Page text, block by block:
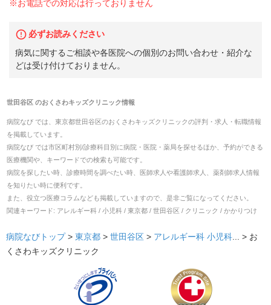
※お電話での対応は行っておりません
必ずお読みください
病気に関するご相談や各医院への個別のお問い合わせ・紹介な
どは受け付けておりません。
世田谷区のおくさわキッズクリニック情報
病院なび では、 東京都世田谷区のおくさわキッズクリニックの評判・求人・転職情報
を掲載しています。
病院なび では市区町村別/診療科目別に病院・医院・薬局を探せるほか、予約ができる
医療機関や、キーワードでの検索も可能です。
病院を探したい時、診療時間を調べたい時、医師求人や看護師求人、薬剤師求人情報
を知りたい時に便利です。
また、役立つ医療コラムなども掲載していますので、是非ご覧になってください。
関連キーワード: アレルギー科 / 小児科 / 東京都 / 世田谷区 / クリニック / かかりつけ
病院なびトップ> 東京都 > 世田谷区 > アレルギー科 小児科 ... > お
くさわキッズクリニック